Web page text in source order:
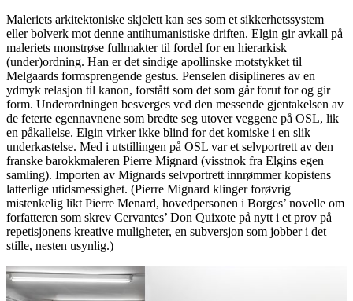
Maleriets arkitektoniske skjelett kan ses som et sikkerhetssystem
eller bolverk mot denne antihumanistiske driften. Elgin gir avkall på
maleriets monstrøse fullmakter til fordel for en hierarkisk
(under)ordning. Han er det sindige apollinske motstykket til
Melgaards formsprengende gestus. Penselen disiplineres av en
ydmyk relasjon til kanon, forstått som det som går forut for og gir
form. Underordningen besverges ved den messende gjentakelsen av
de feterte egennavnene som bredte seg utover veggene på OSL, lik
en påkallelse. Elgin virker ikke blind for det komiske i en slik
underkastelse. Med i utstillingen på OSL var et selvportrett av den
franske barokkmaleren Pierre Mignard (visstnok fra Elgins egen
samling). Importen av Mignards selvportrett innrømmer kopistens
latterlige utidsmessighet. (Pierre Mignard klinger forøvrig
mistenkelig likt Pierre Menard, hovedpersonen i Borges’ novelle om
forfatteren som skrev Cervantes’ Don Quixote på nytt i et prov på
repetisjonens kreative muligheter, en subversjon som jobber i det
stille, nesten usynlig.)